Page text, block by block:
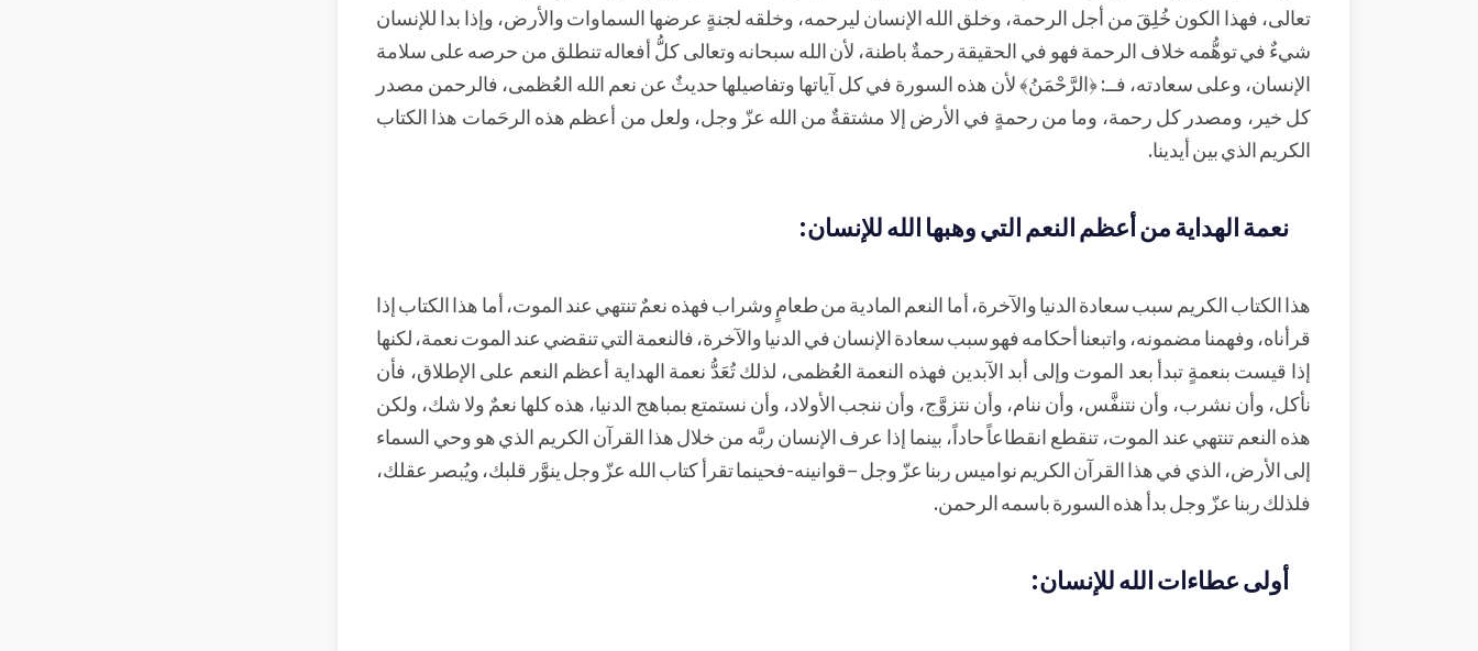
تعالى، فهذا الكون خُلِقَ من أجل الرحمة، وخلق الله الإنسان ليرحمه، وخلقه لجنةٍ عرضها السماوات والأرض، وإذا بدا للإنسان
شيءٌ في توهُّمه خلاف الرحمة فهو في الحقيقة رحمةٌ باطنة، لأن الله سبحانه وتعالى كلُّ أفعاله تنطلق من حرصه على سلامة
الإنسان، وعلى سعادته، فــ: ﴿الرَّحْمَنُ﴾ لأن هذه السورة في كل آياتها وتفاصيلها حديثٌ عن نعم الله العُظمى، فالرحمن مصدر
كل خير، ومصدر كل رحمة، وما من رحمةٍ في الأرض إلا مشتقةٌ من الله عزّ وجل، ولعل من أعظم هذه الرحَمات هذا الكتاب
الكريم الذي بين أيدينا.
نعمة الهداية من أعظم النعم التي وهبها الله للإنسان:
هذا الكتاب الكريم سبب سعادة الدنيا والآخرة، أما النعم المادية من طعامٍ وشراب فهذه نعمٌ تنتهي عند الموت، أما هذا الكتاب إذا
قرأناه، وفهمنا مضمونه، واتبعنا أحكامه فهو سبب سعادة الإنسان في الدنيا والآخرة، فالنعمة التي تنقضي عند الموت نعمة، لكنها
إذا قيست بنعمةٍ تبدأ بعد الموت وإلى أبد الآبدين فهذه النعمة العُظمى، لذلك تُعَدُّ نعمة الهداية أعظم النعم على الإطلاق، فأن
نأكل، وأن نشرب، وأن نتنفَّس، وأن ننام، وأن نتزوَّج، وأن ننجب الأولاد، وأن نستمتع بمباهج الدنيا، هذه كلها نعمٌ ولا شك، ولكن
هذه النعم تنتهي عند الموت، تنقطع انقطاعاً حاداً، بينما إذا عرف الإنسان ربَّه من خلال هذا القرآن الكريم الذي هو وحي السماء
إلى الأرض، الذي في هذا القرآن الكريم نواميس ربنا عزّ وجل –قوانينه-فحينما تقرأ كتاب الله عزّ وجل ينوَّر قلبك، ويُبصر عقلك،
فلذلك ربنا عزّ وجل بدأ هذه السورة باسمه الرحمن.
أولى عطاءات الله للإنسان: